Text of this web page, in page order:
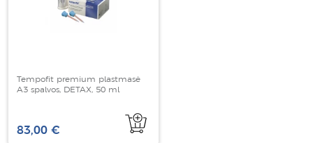
Tempofit premium plastmasė
A3 spalvos, DETAX, 50 ml
83,00 €